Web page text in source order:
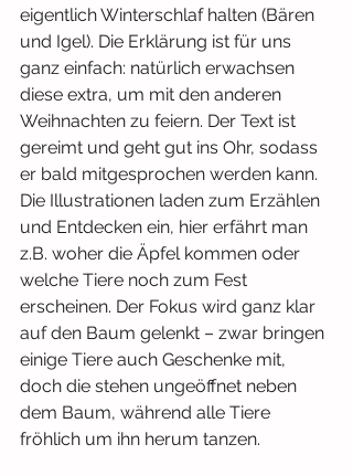
eigentlich Winterschlaf halten (Bären
und Igel). Die Erklärung ist für uns
ganz einfach: natürlich erwachsen
diese extra, um mit den anderen
Weihnachten zu feiern. Der Text ist
gereimt und geht gut ins Ohr, sodass
er bald mitgesprochen werden kann.
Die Illustrationen laden zum Erzählen
und Entdecken ein, hier erfährt man
z.B. woher die Äpfel kommen oder
welche Tiere noch zum Fest
erscheinen. Der Fokus wird ganz klar
auf den Baum gelenkt – zwar bringen
einige Tiere auch Geschenke mit,
doch die stehen ungeöffnet neben
dem Baum, während alle Tiere
fröhlich um ihn herum tanzen.